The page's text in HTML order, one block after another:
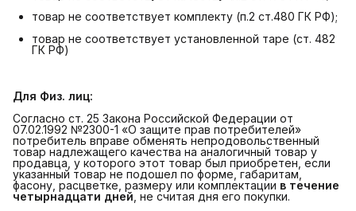
товар не соответствует комплекту (п.2 ст.480 ГК РФ);
товар не соответствует установленной таре (ст. 482
ГК РФ)
Для Физ. лиц:
Согласно ст. 25 Закона Российской Федерации от
07.02.1992 №2300-1 «О защите прав потребителей»
потребитель вправе обменять непродовольственный
товар надлежащего качества на аналогичный товар у
продавца, у которого этот товар был приобретен, если
указанный товар не подошел по форме, габаритам,
фасону, расцветке, размеру или комплектации в течение
четырнадцати дней, не считая дня его покупки.